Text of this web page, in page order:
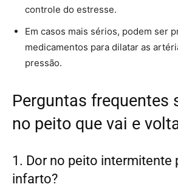
controle do estresse.
Em casos mais sérios, podem ser
medicamentos para dilatar as
pressão.
Perguntas frequentes
no peito que vai e
1. Dor no peito intermitente
infarto?